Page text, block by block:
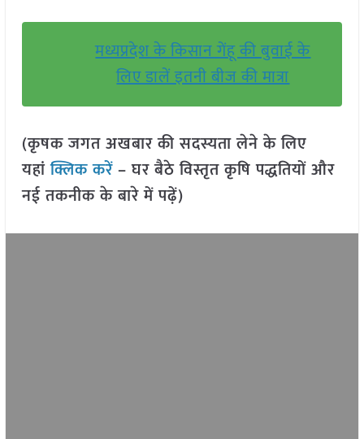
मध्यप्रदेश के किसान गेंहू की बुवाई के
लिए डालें इतनी बीज की मात्रा
(कृषक जगत अखबार की सदस्यता लेने के लिए
यहांक्लिक करें– घर बैठे विस्तृत कृषि पद्धतियों और
नई तकनीक के बारे में पढ़ें)